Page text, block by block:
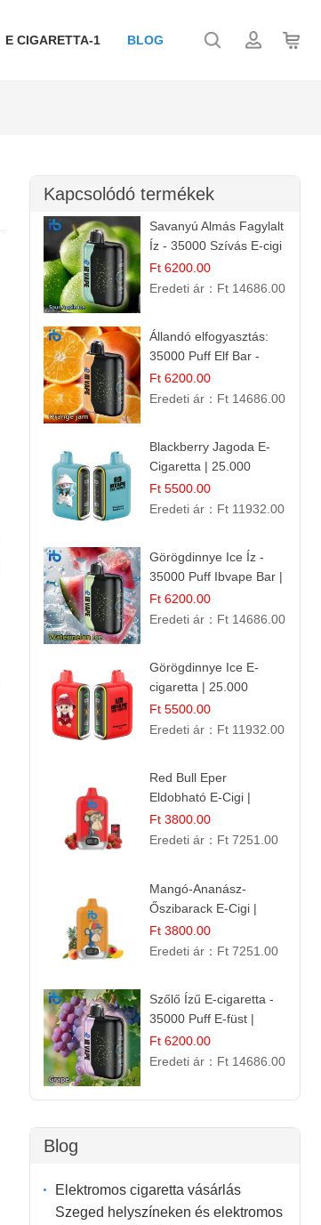
E CIGARETTA-1 BLOG
Kapcsolódó termékek
Savanyú Almás Fagylalt
Íz - 35000 Szívás E-cigi
Ft 6200.00
Eredeti ár： Ft 14686.00
Állandó elfogyasztás:
35000 Puff Elf Bar -
Narancslekvár íz
Ft 6200.00
Eredeti ár： Ft 14686.00
Blackberry Jagoda E-
Cigaretta | 25.000
Szívás | Ízesített E-
Liquid
Ft 5500.00
Eredeti ár： Ft 11932.00
Görögdinnye Ice Íz -
35000 Puff Ibvape Bar |
Frissítő Mentolos
Élmény!
Ft 6200.00
Eredeti ár： Ft 14686.00
Görögdinnye Ice E-
cigaretta | 25.000
Befújás | Premium E-
Liquid
Ft 5500.00
Eredeti ár： Ft 11932.00
Red Bull Eper
Eldobható E-Cigi |
Energiaital Íz | Készülék
Használat
Ft 3800.00
Eredeti ár： Ft 7251.00
Mangó-Ananász-
Őszibarack E-Cigi |
12.000 Befújás |
Tropikus Gyümölcs Íz
Ft 3800.00
Eredeti ár： Ft 7251.00
Szőlő Ízű E-cigaretta -
35000 Puff E-füst |
Intenzív
Gyümölcsélmény!
Ft 6200.00
Eredeti ár： Ft 14686.00
Blog
Elektromos cigaretta vásárlás
Szeged helyszíneken és elektromos